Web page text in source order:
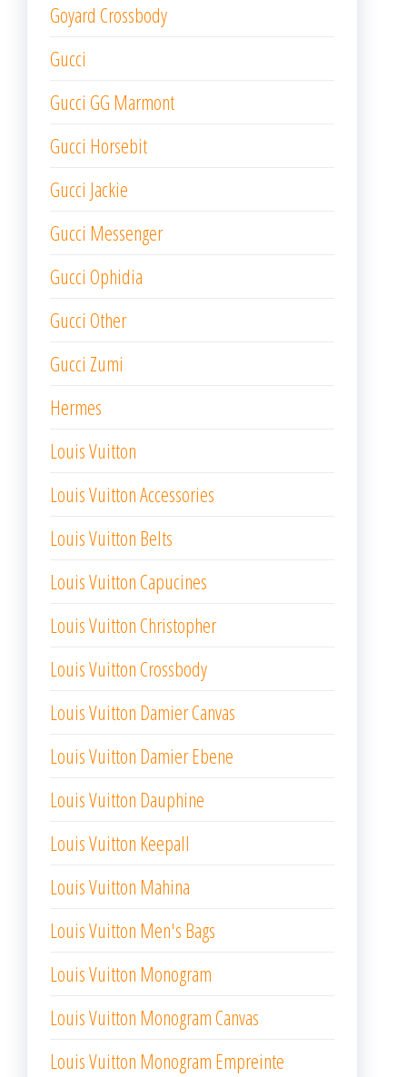
Goyard Crossbody
Gucci
Gucci GG Marmont
Gucci Horsebit
Gucci Jackie
Gucci Messenger
Gucci Ophidia
Gucci Other
Gucci Zumi
Hermes
Louis Vuitton
Louis Vuitton Accessories
Louis Vuitton Belts
Louis Vuitton Capucines
Louis Vuitton Christopher
Louis Vuitton Crossbody
Louis Vuitton Damier Canvas
Louis Vuitton Damier Ebene
Louis Vuitton Dauphine
Louis Vuitton Keepall
Louis Vuitton Mahina
Louis Vuitton Men's Bags
Louis Vuitton Monogram
Louis Vuitton Monogram Canvas
Louis Vuitton Monogram Empreinte